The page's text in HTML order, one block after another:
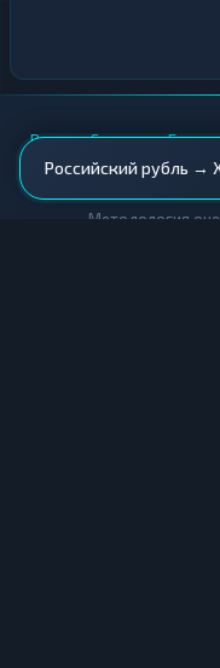
Российский рубль →
Вики • Города •
Методология